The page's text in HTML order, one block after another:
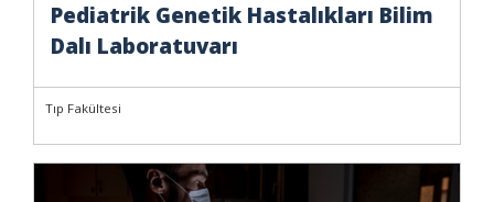
Pediatrik Genetik Hastalıkları Bilim
Dalı Laboratuvarı
Tıp Fakültesi